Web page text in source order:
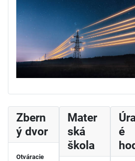
Zbern
ý dvor
Otváracie
Mater
ská
škola
é